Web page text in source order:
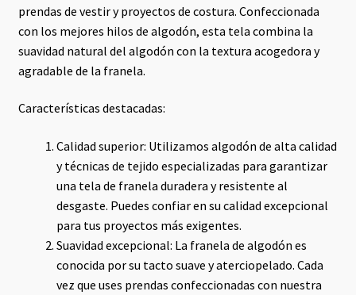
prendas de vestir y proyectos de costura. Confeccionada
con los mejores hilos de algodón, esta tela combina la
suavidad natural del algodón con la textura acogedora y
agradable de la franela.
Características destacadas:
Calidad superior: Utilizamos algodón de alta calidad
y técnicas de tejido especializadas para garantizar
una tela de franela duradera y resistente al
desgaste. Puedes confiar en su calidad excepcional
para tus proyectos más exigentes.
Suavidad excepcional: La franela de algodón es
conocida por su tacto suave y aterciopelado. Cada
vez que uses prendas confeccionadas con nuestra